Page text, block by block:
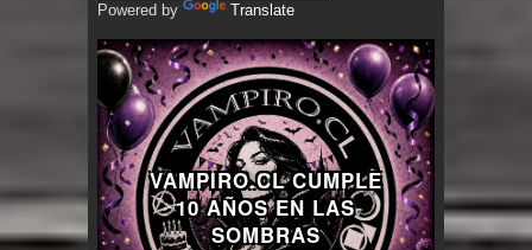
Powered by Translate
VAMPIRO.CL CUMPLE
10 AÑOS EN LAS
SOMBRAS